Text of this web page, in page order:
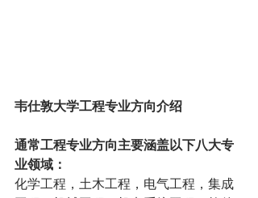
韦仕敦大学工程专业方向介绍
通常工程专业方向主要涵盖以下八大专
业领域：
化学工程，土木工程，电气工程，集成